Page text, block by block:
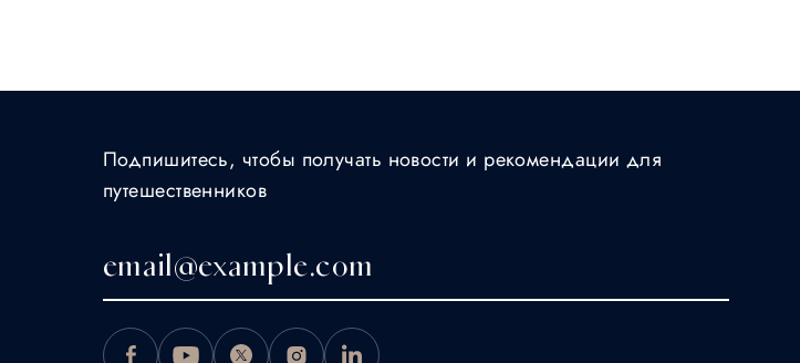
Подпишитесь, чтобы получать новости и рекомендации для
путешественников